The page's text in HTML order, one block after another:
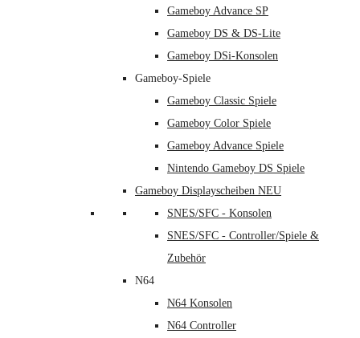
Gameboy Advance SP
Gameboy DS & DS-Lite
Gameboy DSi-Konsolen
Gameboy-Spiele
Gameboy Classic Spiele
Gameboy Color Spiele
Gameboy Advance Spiele
Nintendo Gameboy DS Spiele
Gameboy Displayscheiben NEU
SNES/SFC - Konsolen
SNES/SFC - Controller/Spiele &
Zubehör
N64
N64 Konsolen
N64 Controller